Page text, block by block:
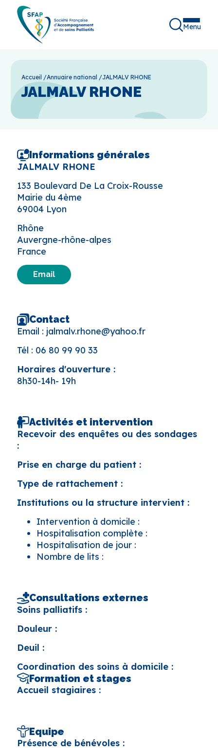
Menu
Accueil /Annuaire national /JALMALV RHONE
JALMALV RHONE
Informations générales
JALMALV RHONE
133 Boulevard De La Croix-Rousse
Mairie du 4ème
69004 Lyon
Rhône
Auvergne-rhône-alpes
France
Email
Contact
Email : jalmalv.rhone@yahoo.fr
Tél : 06 80 99 90 33
Horaires d'ouverture :
8h30-14h- 19h
Activités et intervention
Recevoir des enquêtes ou des sondages
:
Prise en charge du patient :
Type de rattachement :
Institutions ou la structure intervient :
Intervention à domicile :
Hospitalisation complète :
Hospitalisation de jour :
Nombre de lits :
Consultations externes
Soins palliatifs :
Douleur :
Deuil :
Coordination des soins à domicile :
Formation et stages
Accueil stagiaires :
Equipe
Présence de bénévoles :